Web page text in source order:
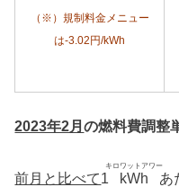
（※）規制料金メニュー
は-3.02円/kWh
2023年2月の燃料費調整
前月と比べて1 kWh
キロワットアワー
あ